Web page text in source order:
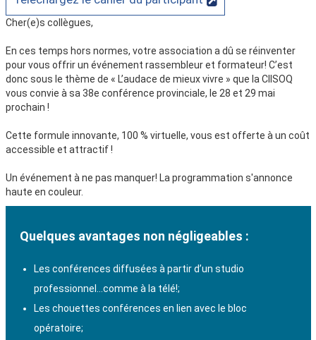
Cher(e)s collègues,
En ces temps hors normes, votre association a dû se réinventer
pour vous offrir un événement rassembleur et formateur! C’est
donc sous le thème de « L’audace de mieux vivre » que la CIISOQ
vous convie à sa 38e conférence provinciale, le 28 et 29 mai
prochain !
Cette formule innovante, 100 % virtuelle, vous est offerte à un coût
accessible et attractif !
Un événement à ne pas manquer! La programmation s'annonce
haute en couleur.
Quelques avantages non négligeables :
Les conférences diffusées à partir d’un studio
professionnel…comme à la télé!;
Les chouettes conférences en lien avec le bloc
opératoire;